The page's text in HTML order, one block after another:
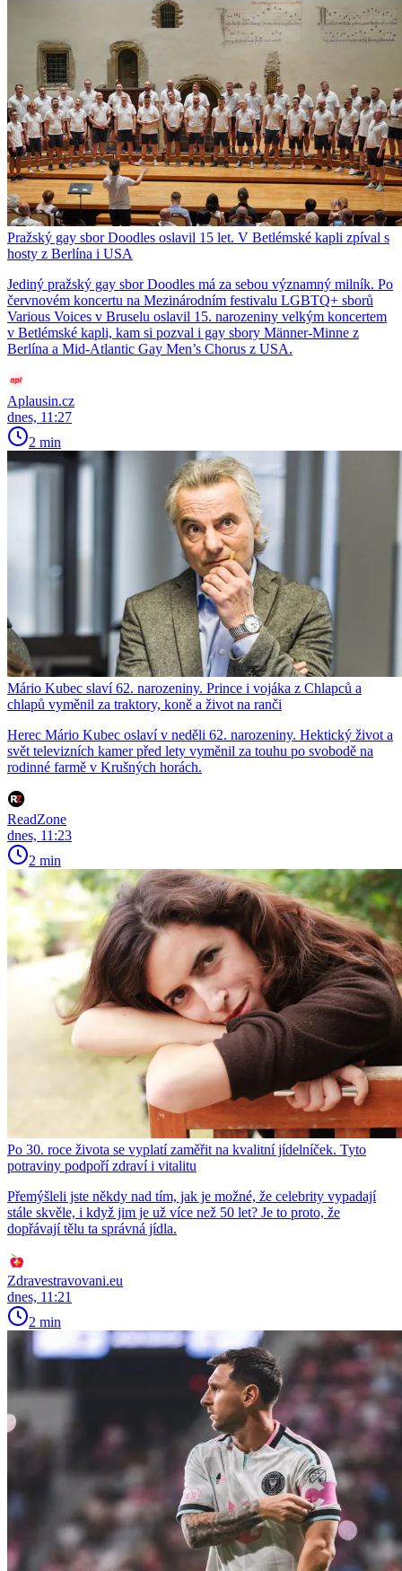
Pražský gay sbor Doodles oslavil 15 let. V Betlémské kapli zpíval s
hosty z Berlína i USA
Jediný pražský gay sbor Doodles má za sebou významný milník. Po
červnovém koncertu na Mezinárodním festivalu LGBTQ+ sborů
Various Voices v Bruselu oslavil 15. narozeniny velkým koncertem
v Betlémské kapli, kam si pozval i gay sbory Männer-Minne z
Berlína a Mid-Atlantic Gay Men’s Chorus z USA.
Aplausin.cz
dnes, 11:27
2 min
Mário Kubec slaví 62. narozeniny. Prince i vojáka z Chlapců a
chlapů vyměnil za traktory, koně a život na ranči
Herec Mário Kubec oslaví v neděli 62. narozeniny. Hektický život a
svět televizních kamer před lety vyměnil za touhu po svobodě na
rodinné farmě v Krušných horách.
ReadZone
dnes, 11:23
2 min
Po 30. roce života se vyplatí zaměřit na kvalitní jídelníček. Tyto
potraviny podpoří zdraví i vitalitu
Přemýšleli jste někdy nad tím, jak je možné, že celebrity vypadají
stále skvěle, i když jim je už více než 50 let? Je to proto, že
dopřávají tělu ta správná jídla.
Zdravestravovani.eu
dnes, 11:21
2 min